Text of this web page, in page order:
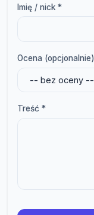
Imię / nick *
Ocena (opcjonalnie)
Treść *